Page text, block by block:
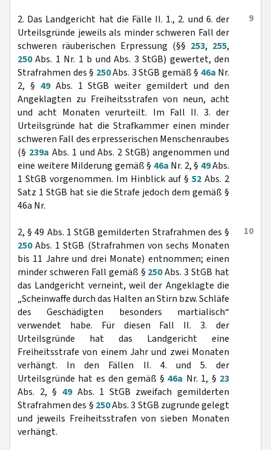
9
2. Das Landgericht hat die Fälle II. 1., 2. und 6. der
Urteilsgründe jeweils als minder schweren Fall der
schweren räuberischen Erpressung (§§ 253, 255,
250Abs. 1 Nr. 1 b und Abs. 3 StGB) gewertet, den
Strafrahmen des § 250Abs. 3 StGB gemäß § 46a Nr.
2, § 49Abs. 1 StGB weiter gemildert und den
Angeklagten zu Freiheitsstrafen von neun, acht
und acht Monaten verurteilt. Im Fall II. 3. der
Urteilsgründe hat die Strafkammer einen minder
schweren Fall des erpresserischen Menschenraubes
(§ 239a Abs. 1 und Abs. 2 StGB) angenommen und
eine weitere Milderung gemäß § 46a Nr. 2, § 49Abs.
1 StGB vorgenommen. Im Hinblick auf § 52 Abs. 2
Satz 1 StGB hat sie die Strafe jedoch dem gemäß §
46a Nr.
10
2, § 49 Abs. 1 StGB gemilderten Strafrahmen des §
250Abs. 1 StGB (Strafrahmen von sechs Monaten
bis 11 Jahre und drei Monate) entnommen; einen
minder schweren Fall gemäß § 250Abs. 3 StGB hat
das Landgericht verneint, weil der Angeklagte die
„Scheinwaffe durch das Halten an Stirn bzw. Schläfe
des Geschädigten besonders martialisch“
verwendet habe. Für diesen Fall II. 3. der
Urteilsgründe hat das Landgericht eine
Freiheitsstrafe von einem Jahr und zwei Monaten
verhängt. In den Fällen II. 4. und 5. der
Urteilsgründe hat es den gemäß §46a Nr. 1, § 23
Abs. 2, § 49Abs. 1 StGB zweifach gemilderten
Strafrahmen des § 250Abs. 3 StGB zugrunde gelegt
und jeweils Freiheitsstrafen von sieben Monaten
verhängt.